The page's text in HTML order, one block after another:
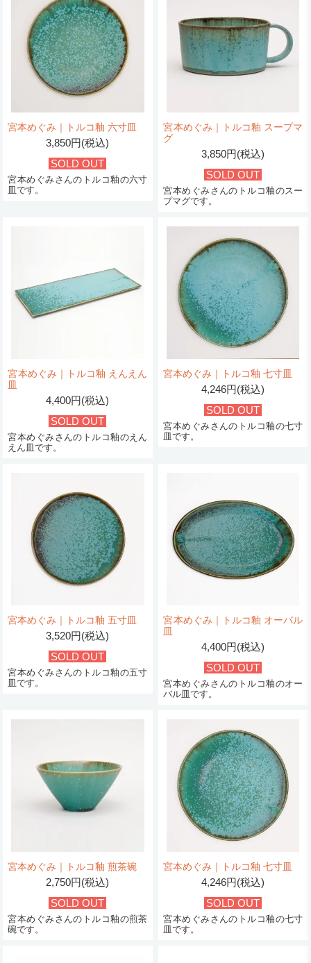
宮本めぐみ｜トルコ釉 六寸皿
3,850円(税込)
SOLD OUT
宮本めぐみさんのトルコ釉の六寸
皿です。
宮本めぐみ｜トルコ釉 スープマ
グ
3,850円(税込)
SOLD OUT
宮本めぐみさんのトルコ釉のスー
プマグです。
宮本めぐみ｜トルコ釉 えんえん
皿
4,400円(税込)
SOLD OUT
宮本めぐみさんのトルコ釉のえん
えん皿です。
宮本めぐみ｜トルコ釉 七寸皿
4,246円(税込)
SOLD OUT
宮本めぐみさんのトルコ釉の七寸
皿です。
宮本めぐみ｜トルコ釉 五寸皿
3,520円(税込)
SOLD OUT
宮本めぐみさんのトルコ釉の五寸
皿です。
宮本めぐみ｜トルコ釉 オーバル
皿
4,400円(税込)
SOLD OUT
宮本めぐみさんのトルコ釉のオー
バル皿です。
宮本めぐみ｜トルコ釉 煎茶碗
2,750円(税込)
SOLD OUT
宮本めぐみさんのトルコ釉の煎茶
碗です。
宮本めぐみ｜トルコ釉 七寸皿
4,246円(税込)
SOLD OUT
宮本めぐみさんのトルコ釉の七寸
皿です。